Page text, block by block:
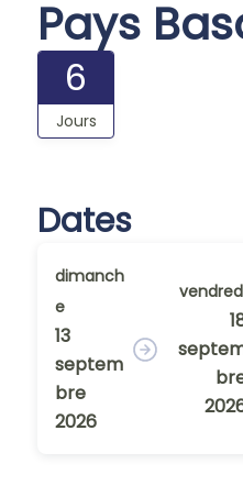
Pays
6
Jours
Dates
dimanch
e
13
septem
bre
2026